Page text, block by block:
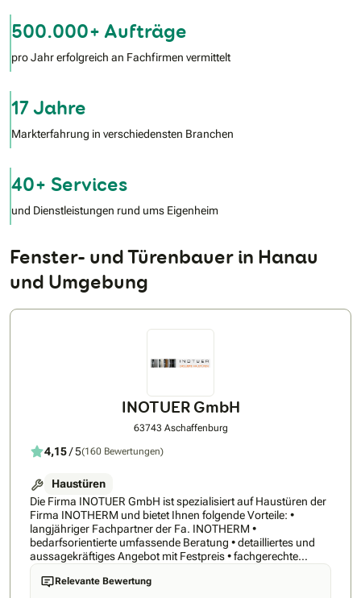
500.000+ Aufträge
pro Jahr erfolgreich an Fachfirmen vermittelt
17 Jahre
Markterfahrung in verschiedensten Branchen
40+ Services
und Dienstleistungen rund ums Eigenheim
Fenster- und Türenbauer in Hanau
und Umgebung
INOTUER GmbH
63743 Aschaffenburg
4,15/ 5(160 Bewertungen)
Haustüren
Die Firma INOTUER GmbH ist spezialisiert auf Haustüren der
Firma INOTHERM und bietet Ihnen folgende Vorteile: •
langjähriger Fachpartner der Fa. INOTHERM •
bedarfsorientierte umfassende Beratung • detailliertes und
aussagekräftiges Angebot mit Festpreis • fachgerechte
Montage durch Meisterbetrieb (Metallbau) • Inbetriebnahme
und Erst-Einspeicherung des Fingerscans durch Montage-
Relevante Bewertung